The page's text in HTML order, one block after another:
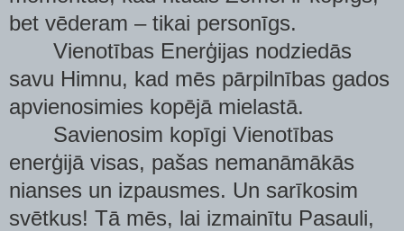
bet vēderam – tikai personīgs.
Vienotības Enerģijas nodziedās
savu Himnu, kad mēs pārpilnības gados
apvienosimies kopējā mielastā.
Savienosim kopīgi Vienotības
enerģijā visas, pašas nemanāmākās
nianses un izpausmes. Un sarīkosim
svētkus! Tā mēs, lai izmainītu Pasauli,